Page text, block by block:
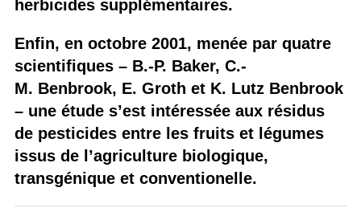
herbicides supplémentaires.
Enfin, en octobre 2001, menée par quatre
scientifiques – B.-P. Baker, C.-
M. Benbrook, E. Groth et K. Lutz Benbrook
– une étude s’est intéressée aux résidus
de pesticides entre les fruits et légumes
issus de l’agriculture biologique,
transgénique et conventionelle.